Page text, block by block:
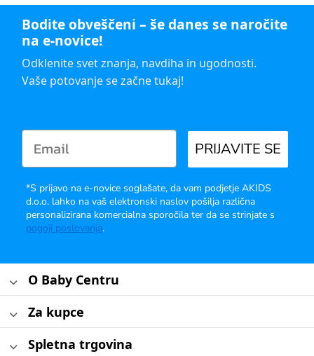
Bodite obveščeni – še danes se naročite
na e-novice!
Odklenite svet znanja, navdiha in ugodnosti.
Vaše potovanje se začne tukaj!
PRIJAVITE SE
*S prijavo na e-novice soglašate, da vam podjetje AKIDS
d.o.o. lahko na vaš elektronski naslov pošilja različna
personalizirana komercialna sporočila ter da se strinjate s
pogoji poslovanja.
O Baby Centru
Za kupce
Spletna trgovina